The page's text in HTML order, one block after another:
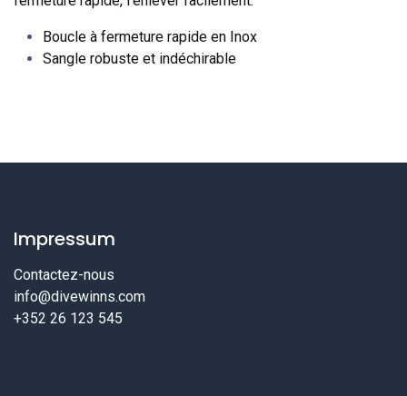
Boucle à fermeture rapide en Inox
Sangle robuste et indéchirable
Impressum
Contactez-nous
info@divewinns.com
+352 26 123 545